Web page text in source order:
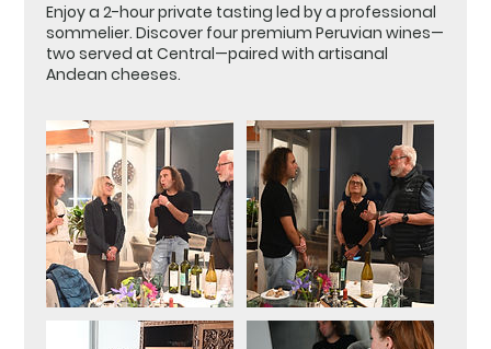
Enjoy a 2-hour private tasting led by a professional
sommelier. Discover four premium Peruvian wines—
two served at Central—paired with artisanal
Andean cheeses.